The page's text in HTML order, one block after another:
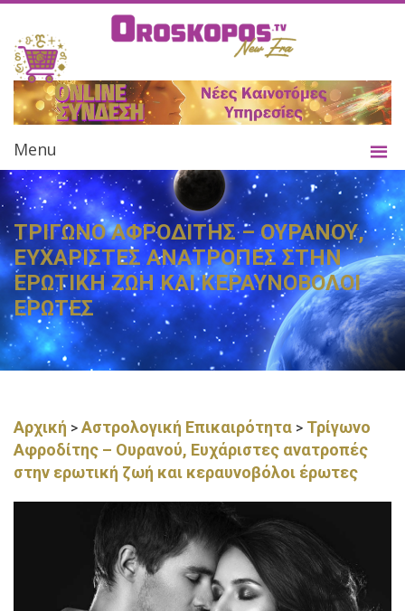
Menu
ΤΡΙΓΩΝΟ ΑΦΡΟΔΙΤΗΣ – ΟΥΡΑΝΟΥ,
ΕΥΧΑΡΙΣΤΕΣ ΑΝΑΤΡΟΠΕΣ ΣΤΗΝ
ΕΡΩΤΙΚΗ ΖΩΗ ΚΑΙ ΚΕΡΑΥΝΟΒΟΛΟΙ
ΕΡΩΤΕΣ
Αρχική > Αστρολογική Επικαιρότητα > Τρίγωνο
Αφροδίτης – Ουρανού, Ευχάριστες ανατροπές
στην ερωτική ζωή και κεραυνοβόλοι έρωτες